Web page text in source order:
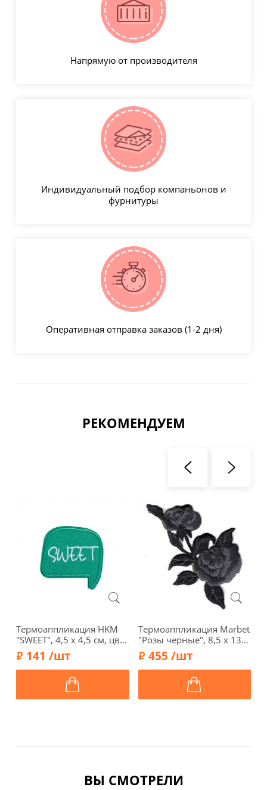
Напрямую от производителя
Индивидуальный подбор компаньонов и
фурнитуры
Оперативная отправка заказов (1-2 дня)
РЕКОМЕНДУЕМ
Термоаппликация HKM
"SWEET", 4,5 х 4,5 см, цвет
бирюзовый, 38869
141 /шт
Термоаппликация Marbet
"Розы черные", 8,5 х 13
см, 569988.A
455 /шт
ВЫ СМОТРЕЛИ